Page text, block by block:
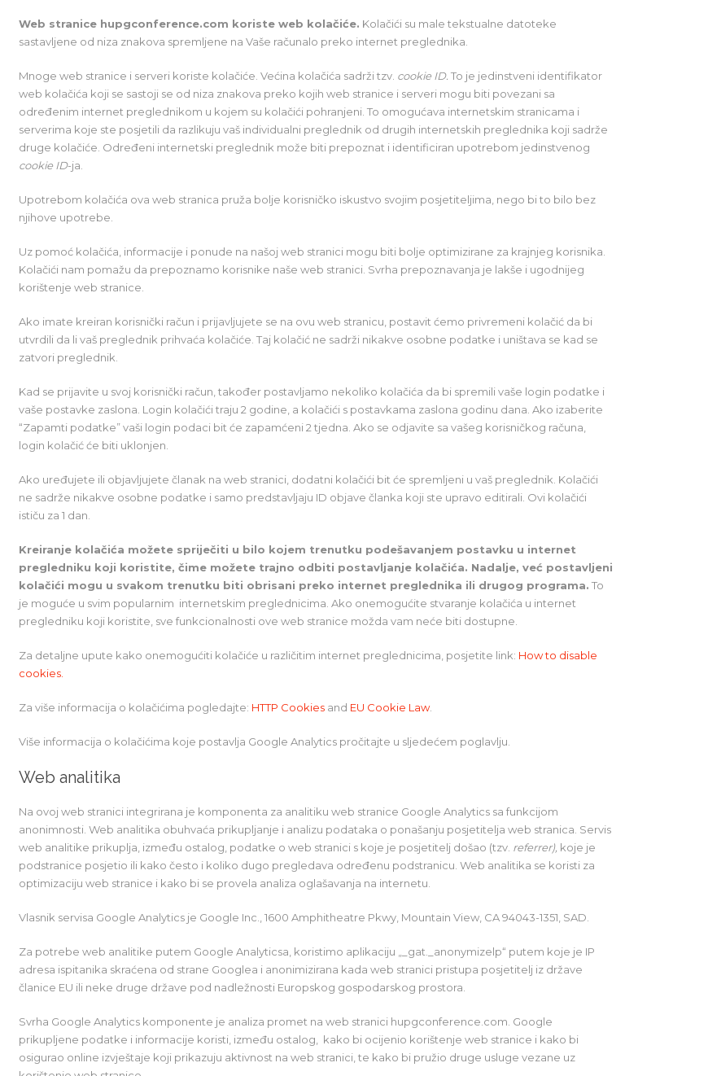
Web stranice hupgconference.com koriste web kolačiće. Kolačići su male tekstualne datoteke
sastavljene od niza znakova spremljene na Vaše računalo preko internet preglednika.
Mnoge web stranice i serveri koriste kolačiće. Većina kolačića sadrži tzv. cookie ID. To je jedinstveni identifikator
web kolačića koji se sastoji se od niza znakova preko kojih web stranice i serveri mogu biti povezani sa
određenim internet preglednikom u kojem su kolačići pohranjeni. To omogućava internetskim stranicama i
serverima koje ste posjetili da razlikuju vaš individualni preglednik od drugih internetskih preglednika koji sadrže
druge kolačiće. Određeni internetski preglednik može biti prepoznat i identificiran upotrebom jedinstvenog
cookie ID-ja.
Upotrebom kolačića ova web stranica pruža bolje korisničko iskustvo svojim posjetiteljima, nego bi to bilo bez
njihove upotrebe.
Uz pomoć kolačića, informacije i ponude na našoj web stranici mogu biti bolje optimizirane za krajnjeg korisnika.
Kolačići nam pomažu da prepoznamo korisnike naše web stranici. Svrha prepoznavanja je lakše i ugodnijeg
korištenje web stranice.
Ako imate kreiran korisnički račun i prijavljujete se na ovu web stranicu, postavit ćemo privremeni kolačić da bi
utvrdili da li vaš preglednik prihvaća kolačiće. Taj kolačić ne sadrži nikakve osobne podatke i uništava se kad se
zatvori preglednik.
Kad se prijavite u svoj korisnički račun, također postavljamo nekoliko kolačića da bi spremili vaše login podatke i
vaše postavke zaslona. Login kolačići traju 2 godine, a kolačići s postavkama zaslona godinu dana. Ako izaberite
“Zapamti podatke” vaši login podaci bit će zapamćeni 2 tjedna. Ako se odjavite sa vašeg korisničkog računa,
login kolačić će biti uklonjen.
Ako uređujete ili objavljujete članak na web stranici, dodatni kolačići bit će spremljeni u vaš preglednik. Kolačići
ne sadrže nikakve osobne podatke i samo predstavljaju ID objave članka koji ste upravo editirali. Ovi kolačići
ističu za 1 dan.
Kreiranje kolačića možete spriječiti u bilo kojem trenutku podešavanjem postavku u internet
pregledniku koji koristite, čime možete trajno odbiti postavljanje kolačića. Nadalje, već postavljeni
kolačići mogu u svakom trenutku biti obrisani preko internet preglednika ili drugog programa. To
je moguće u svim popularnim internetskim preglednicima. Ako onemogućite stvaranje kolačića u internet
pregledniku koji koristite, sve funkcionalnosti ove web stranice možda vam neće biti dostupne.
Za detaljne upute kako onemogućiti kolačiće u različitim internet preglednicima, posjetite link: How to disable
cookies.
Za više informacija o kolačićima pogledajte: HTTP Cookies and EU Cookie Law.
Više informacija o kolačićima koje postavlja Google Analytics pročitajte u sljedećem poglavlju.
Web analitika
Na ovoj web stranici integrirana je komponenta za analitiku web stranice Google Analytics sa funkcijom
anonimnosti. Web analitika obuhvaća prikupljanje i analizu podataka o ponašanju posjetitelja web stranica. Servis
web analitike prikuplja, između ostalog, podatke o web stranici s koje je posjetitelj došao (tzv. referrer), koje je
podstranice posjetio ili kako često i koliko dugo pregledava određenu podstranicu. Web analitika se koristi za
optimizaciju web stranice i kako bi se provela analiza oglašavanja na internetu.
Vlasnik servisa Google Analytics je Google Inc., 1600 Amphitheatre Pkwy, Mountain View, CA 94043-1351, SAD.
Za potrebe web analitike putem Google Analyticsa, koristimo aplikaciju „_gat._anonymizelp“ putem koje je IP
adresa ispitanika skraćena od strane Googlea i anonimizirana kada web stranici pristupa posjetitelj iz države
članice EU ili neke druge države pod nadležnosti Europskog gospodarskog prostora.
Svrha Google Analytics komponente je analiza promet na web stranici hupgconference.com. Google
prikupljene podatke i informacije koristi, između ostalog, kako bi ocijenio korištenje web stranice i kako bi
osigurao online izvještaje koji prikazuju aktivnost na web stranici, te kako bi pružio druge usluge vezane uz